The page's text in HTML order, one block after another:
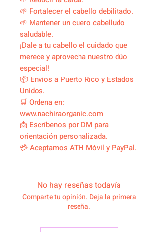
🌱 Fortalecer el cabello debilitado.
🌱 Mantener un cuero cabelludo
saludable.
¡Dale a tu cabello el cuidado que
merece y aprovecha nuestro dúo
especial!
📦 Envíos a Puerto Rico y Estados
Unidos.
🛒 Ordena en:
www.nachiraorganic.com
📩 Escríbenos por DM para
orientación personalizada.
💳 Aceptamos ATH Móvil y PayPal.
No hay reseñas todavía
Comparte tu opinión. Deja la primera
reseña.